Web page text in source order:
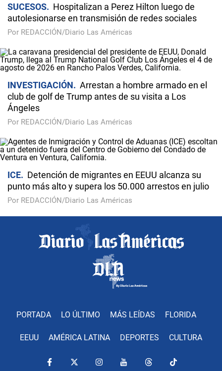
SUCESOS
Hospitalizan a Perez Hilton luego de
autolesionarse en transmisión de redes sociales
Por REDACCIÓN/Diario Las Américas
INVESTIGACIÓN
Arrestan a hombre armado en el
club de golf de Trump antes de su visita a Los
Ángeles
Por REDACCIÓN/Diario Las Américas
ICE
Detención de migrantes en EEUU alcanza su
punto más alto y supera los 50.000 arrestos en julio
Por REDACCIÓN/Diario Las Américas
PORTADA LO ÚLTIMO MÁS LEÍDAS FLORIDA
EEUU AMÉRICA LATINA DEPORTES CULTURA